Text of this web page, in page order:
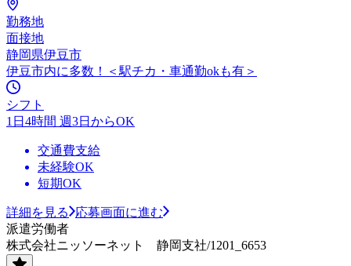
勤務地
面接地
静岡県伊豆市
伊豆市内に多数！＜駅チカ・車通勤okも有＞
シフト
1日4時間 週3日からOK
交通費支給
未経験OK
短期OK
詳細を見る
応募画面に進む
派遣労働者
株式会社ニッソーネット 静岡支社/1201_6653